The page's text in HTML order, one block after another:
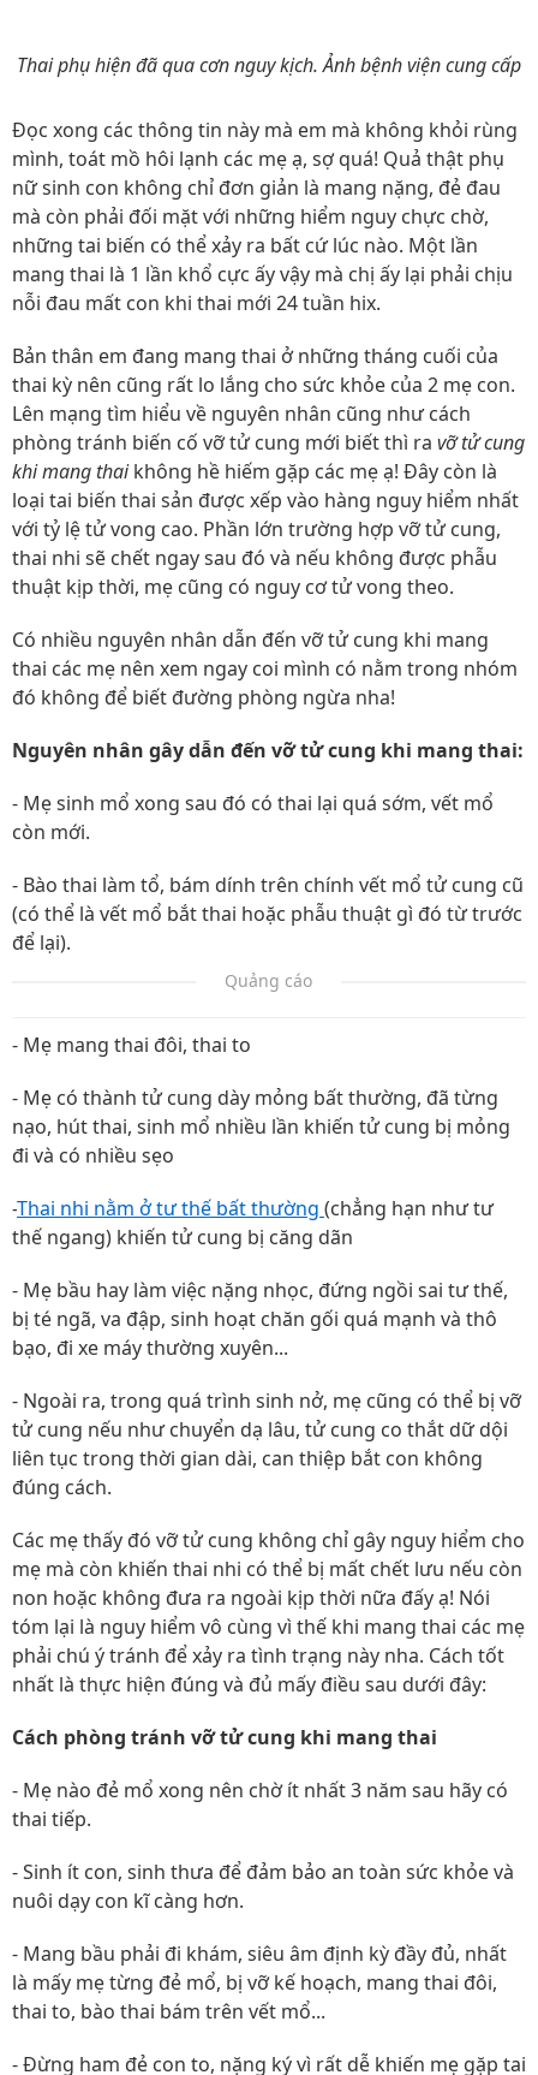
Thai phụ hiện đã qua cơn nguy kịch. Ảnh bệnh viện cung cấp
Đọc xong các thông tin này mà em mà không khỏi rùng
mình, toát mồ hôi lạnh các mẹ ạ, sợ quá! Quả thật phụ
nữ sinh con không chỉ đơn giản là mang nặng, đẻ đau
mà còn phải đối mặt với những hiểm nguy chực chờ,
những tai biến có thể xảy ra bất cứ lúc nào. Một lần
mang thai là 1 lần khổ cực ấy vậy mà chị ấy lại phải chịu
nỗi đau mất con khi thai mới 24 tuần hix.
Bản thân em đang mang thai ở những tháng cuối của
thai kỳ nên cũng rất lo lắng cho sức khỏe của 2 mẹ con.
Lên mạng tìm hiểu về nguyên nhân cũng như cách
phòng tránh biến cố vỡ tử cung mới biết thì ra vỡ tử cung
khi mang thaikhông hề hiếm gặp các mẹ ạ! Đây còn là
loại tai biến thai sản được xếp vào hàng nguy hiểm nhất
với tỷ lệ tử vong cao. Phần lớn trường hợp vỡ tử cung,
thai nhi sẽ chết ngay sau đó và nếu không được phẫu
thuật kịp thời, mẹ cũng có nguy cơ tử vong theo.
Có nhiều nguyên nhân dẫn đến vỡ tử cung khi mang
thai các mẹ nên xem ngay coi mình có nằm trong nhóm
đó không để biết đường phòng ngừa nha!
Nguyên nhân gây dẫn đến vỡ tử cung khi mang thai:
- Mẹ sinh mổ xong sau đó có thai lại quá sớm, vết mổ
còn mới.
- Bào thai làm tổ, bám dính trên chính vết mổ tử cung cũ
(có thể là vết mổ bắt thai hoặc phẫu thuật gì đó từ trước
để lại).
Quảng cáo
- Mẹ mang thai đôi, thai to
- Mẹ có thành tử cung dày mỏng bất thường, đã từng
nạo, hút thai, sinh mổ nhiều lần khiến tử cung bị mỏng
đi và có nhiều sẹo
-Thai nhi nằm ở tư thế bất thường (chẳng hạn như tư
thế ngang) khiến tử cung bị căng dãn
- Mẹ bầu hay làm việc nặng nhọc, đứng ngồi sai tư thế,
bị té ngã, va đập, sinh hoạt chăn gối quá mạnh và thô
bạo, đi xe máy thường xuyên...
- Ngoài ra, trong quá trình sinh nở, mẹ cũng có thể bị vỡ
tử cung nếu như chuyển dạ lâu, tử cung co thắt dữ dội
liên tục trong thời gian dài, can thiệp bắt con không
đúng cách.
Các mẹ thấy đó vỡ tử cung không chỉ gây nguy hiểm cho
mẹ mà còn khiến thai nhi có thể bị mất chết lưu nếu còn
non hoặc không đưa ra ngoài kịp thời nữa đấy ạ! Nói
tóm lại là nguy hiểm vô cùng vì thế khi mang thai các mẹ
phải chú ý tránh để xảy ra tình trạng này nha. Cách tốt
nhất là thực hiện đúng và đủ mấy điều sau dưới đây:
Cách phòng tránh vỡ tử cung khi mang thai
- Mẹ nào đẻ mổ xong nên chờ ít nhất 3 năm sau hãy có
thai tiếp.
- Sinh ít con, sinh thưa để đảm bảo an toàn sức khỏe và
nuôi dạy con kĩ càng hơn.
- Mang bầu phải đi khám, siêu âm định kỳ đầy đủ, nhất
là mấy mẹ từng đẻ mổ, bị vỡ kế hoạch, mang thai đôi,
thai to, bào thai bám trên vết mổ...
- Đừng ham đẻ con to, nặng ký vì rất dễ khiến mẹ gặp tai